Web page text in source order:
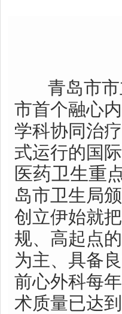
青岛市市
市首个融心
学科协同治
式运行的国
医药卫生重
岛市卫生局
创立伊始就
规、高起点
为主、具备
前心外科每
术质量已达